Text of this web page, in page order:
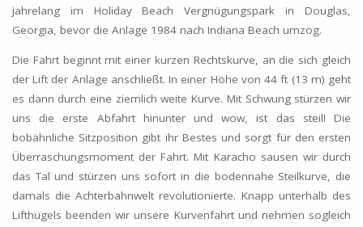
jahrelang im Holiday Beach Vergnügungspark in Douglas,
Georgia, bevor die Anlage 1984 nach Indiana Beach umzog.
Die Fahrt beginnt mit einer kurzen Rechtskurve, an die sich gleich
der Lift der Anlage anschließt. In einer Höhe von 44 ft (13 m) geht
es dann durch eine ziemlich weite Kurve. Mit Schwung stürzen wir
uns die erste Abfahrt hinunter und wow, ist das steil! Die
bobähnliche Sitzposition gibt ihr Bestes und sorgt für den ersten
Überraschungsmoment der Fahrt. Mit Karacho sausen wir durch
das Tal und stürzen uns sofort in die bodennahe Steilkurve, die
damals die Achterbahnwelt revolutionierte. Knapp unterhalb des
Lifthügels beenden wir unsere Kurvenfahrt und nehmen sogleich